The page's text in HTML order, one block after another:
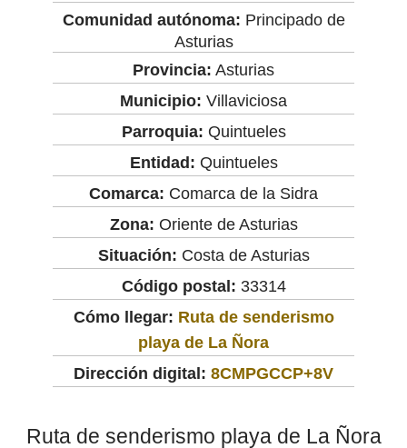
Comunidad autónoma: Principado de
Asturias
Provincia: Asturias
Municipio: Villaviciosa
Parroquia: Quintueles
Entidad: Quintueles
Comarca: Comarca de la Sidra
Zona: Oriente de Asturias
Situación: Costa de Asturias
Código postal: 33314
Cómo llegar: Ruta de senderismo
playa de La Ñora
Dirección digital: 8CMPGCCP+8V
Ruta de senderismo playa de La Ñora